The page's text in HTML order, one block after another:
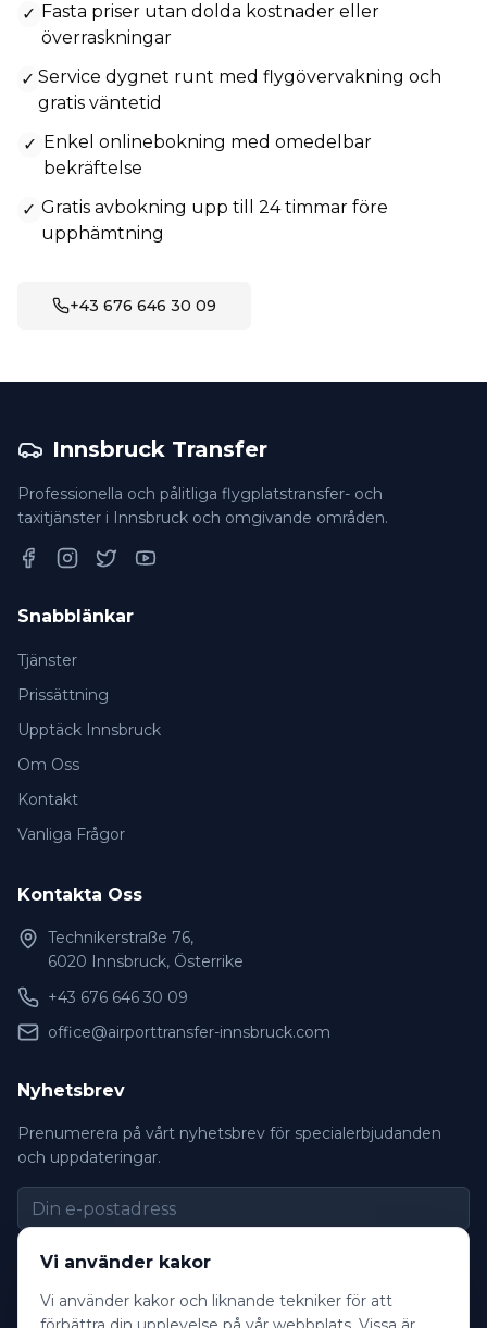
✓ Fasta priser utan dolda kostnader eller
överraskningar
✓ Service dygnet runt med flygövervakning och
gratis väntetid
✓ Enkel onlinebokning med omedelbar
bekräftelse
✓ Gratis avbokning upp till 24 timmar före
upphämtning
+43 676 646 30 09
Innsbruck Transfer
Professionella och pålitliga flygplatstransfer- och
taxitjänster i Innsbruck och omgivande områden.
Snabblänkar
Tjänster
Prissättning
Upptäck Innsbruck
Om Oss
Kontakt
Vanliga Frågor
Kontakta Oss
Technikerstraße 76,
6020 Innsbruck, Österrike
+43 676 646 30 09
office@airporttransfer-innsbruck.com
Nyhetsbrev
Prenumerera på vårt nyhetsbrev för specialerbjudanden
och uppdateringar.
Prenumerera
Vi använder kakor
Vi använder kakor och liknande tekniker för att